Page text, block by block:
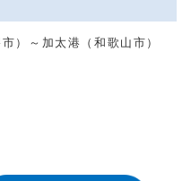
）～加太港（和歌山市）